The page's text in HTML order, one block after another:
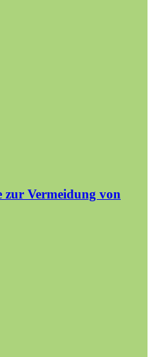
zur Vermeidung von